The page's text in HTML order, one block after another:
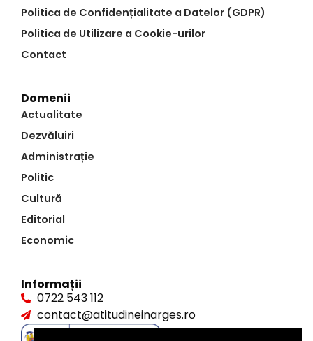
Politica de Confidențialitate a Datelor (GDPR)
Politica de Utilizare a Cookie-urilor
Contact
Domenii
Actualitate
Dezvăluiri
Administrație
Politic
Cultură
Editorial
Economic
Informații
0722 543 112
contact@atitudineinarges.ro